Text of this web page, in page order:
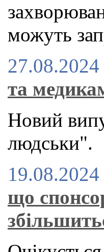
можуть
27.08.2024
та
Новий
людськи".
19.08.2024
що